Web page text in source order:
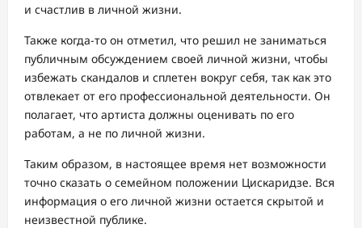
и счастлив в личной жизни.
Также когда-то он отметил, что решил не заниматься
публичным обсуждением своей личной жизни, чтобы
избежать скандалов и сплетен вокруг себя, так как это
отвлекает от его профессиональной деятельности. Он
полагает, что артиста должны оценивать по его
работам, а не по личной жизни.
Таким образом, в настоящее время нет возможности
точно сказать о семейном положении Цискаридзе. Вся
информация о его личной жизни остается скрытой и
неизвестной публике.